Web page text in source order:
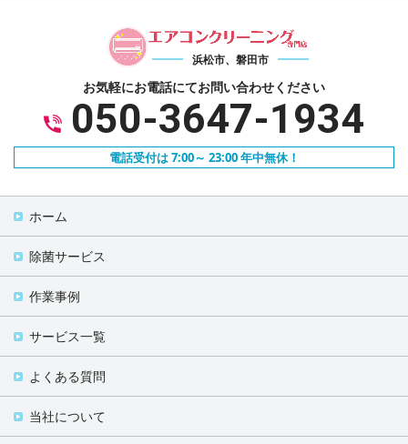
浜松市、磐田市
お気軽にお電話にてお問い合わせください
050-3647-1934
電話受付は 7:00～ 23:00 年中無休！
ホーム
除菌サービス
作業事例
サービス一覧
よくある質問
当社について